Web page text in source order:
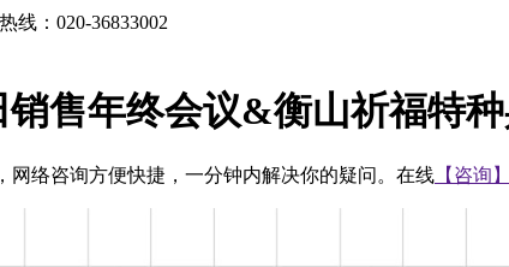
线：020-36833002
销售年终会议&衡山祈福特
网络咨询方便快捷，一分钟内解决你的疑问。在线 【咨询】